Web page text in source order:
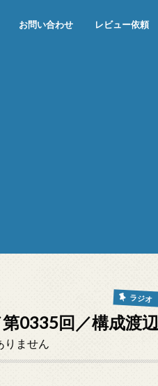
お問い合わせ レビュー依頼
ラジオ
0335回／構成渡辺
りません